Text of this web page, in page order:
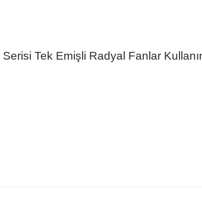
Tek Emişli Radyal Fanlar